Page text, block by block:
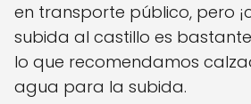
en transporte público, pero
subida al castillo es
lo que recomendamos
agua para la subida.